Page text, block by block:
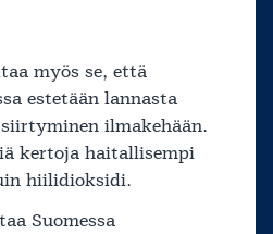
myös se, että
estetään lannasta
ilmakehään.
kertoja haitallisempi
hiilidioksidi.
Suomessa